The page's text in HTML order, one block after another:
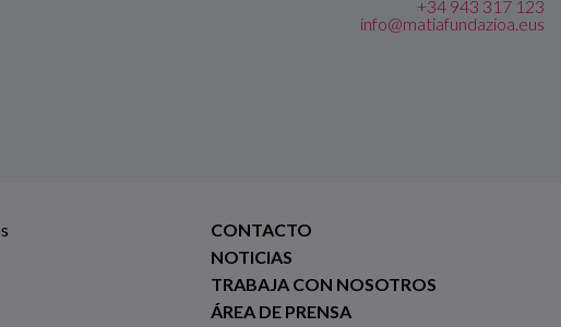
+34 943 317 123
info@matiafundazioa.eus
CONTACTO
NOTICIAS
TRABAJA CON NOSOTROS
ÁREA DE PRENSA